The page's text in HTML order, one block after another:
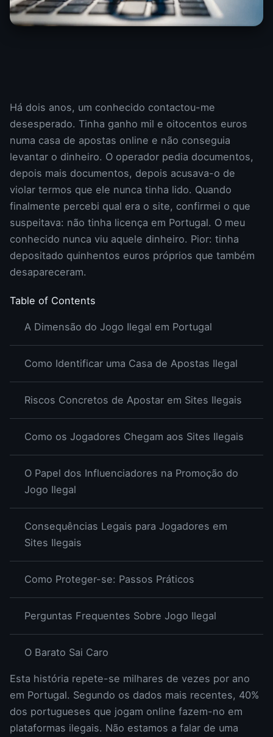
Há dois anos, um conhecido contactou-me
desesperado. Tinha ganho mil e oitocentos euros
numa casa de apostas online e não conseguia
levantar o dinheiro. O operador pedia documentos,
depois mais documentos, depois acusava-o de
violar termos que ele nunca tinha lido. Quando
finalmente percebi qual era o site, confirmei o que
suspeitava: não tinha licença em Portugal. O meu
conhecido nunca viu aquele dinheiro. Pior: tinha
depositado quinhentos euros próprios que também
desapareceram.
Table of Contents
A Dimensão do Jogo Ilegal em Portugal
Como Identificar uma Casa de Apostas Ilegal
Riscos Concretos de Apostar em Sites Ilegais
Como os Jogadores Chegam aos Sites Ilegais
O Papel dos Influenciadores na Promoção do
Jogo Ilegal
Consequências Legais para Jogadores em
Sites Ilegais
Como Proteger-se: Passos Práticos
Perguntas Frequentes Sobre Jogo Ilegal
O Barato Sai Caro
Esta história repete-se milhares de vezes por ano
em Portugal. Segundo os dados mais recentes, 40%
dos portugueses que jogam online fazem-no em
plataformas ilegais. Não estamos a falar de uma